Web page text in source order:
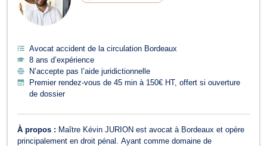
Avocat accident de la circulation Bordeaux
8 ans d’expérience
N’accepte pas l’aide juridictionnelle
Premier rendez-vous de 45 min à 150€ HT, offert si ouverture
de dossier
À propos : Maître Kévin JURION est avocat à Bordeaux et opère
principalement en droit pénal. Ayant comme domaine de